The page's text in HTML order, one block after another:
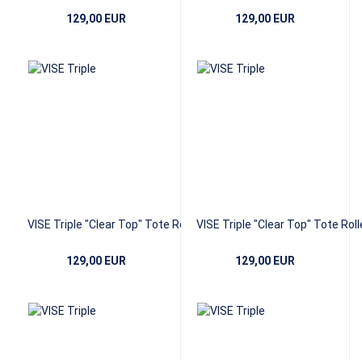
129,00 EUR
129,00 EUR
VISE Triple "Clear Top" Tote Roller -
129,00 EUR
VISE Triple "Clear Top" Tote
129,00 EUR